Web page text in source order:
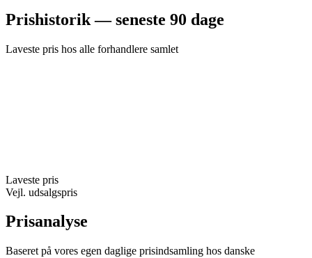
Prishistorik — seneste 90 dage
Laveste pris hos alle forhandlere samlet
Laveste pris
Vejl. udsalgspris
Prisanalyse
Baseret på vores egen daglige prisindsamling hos danske